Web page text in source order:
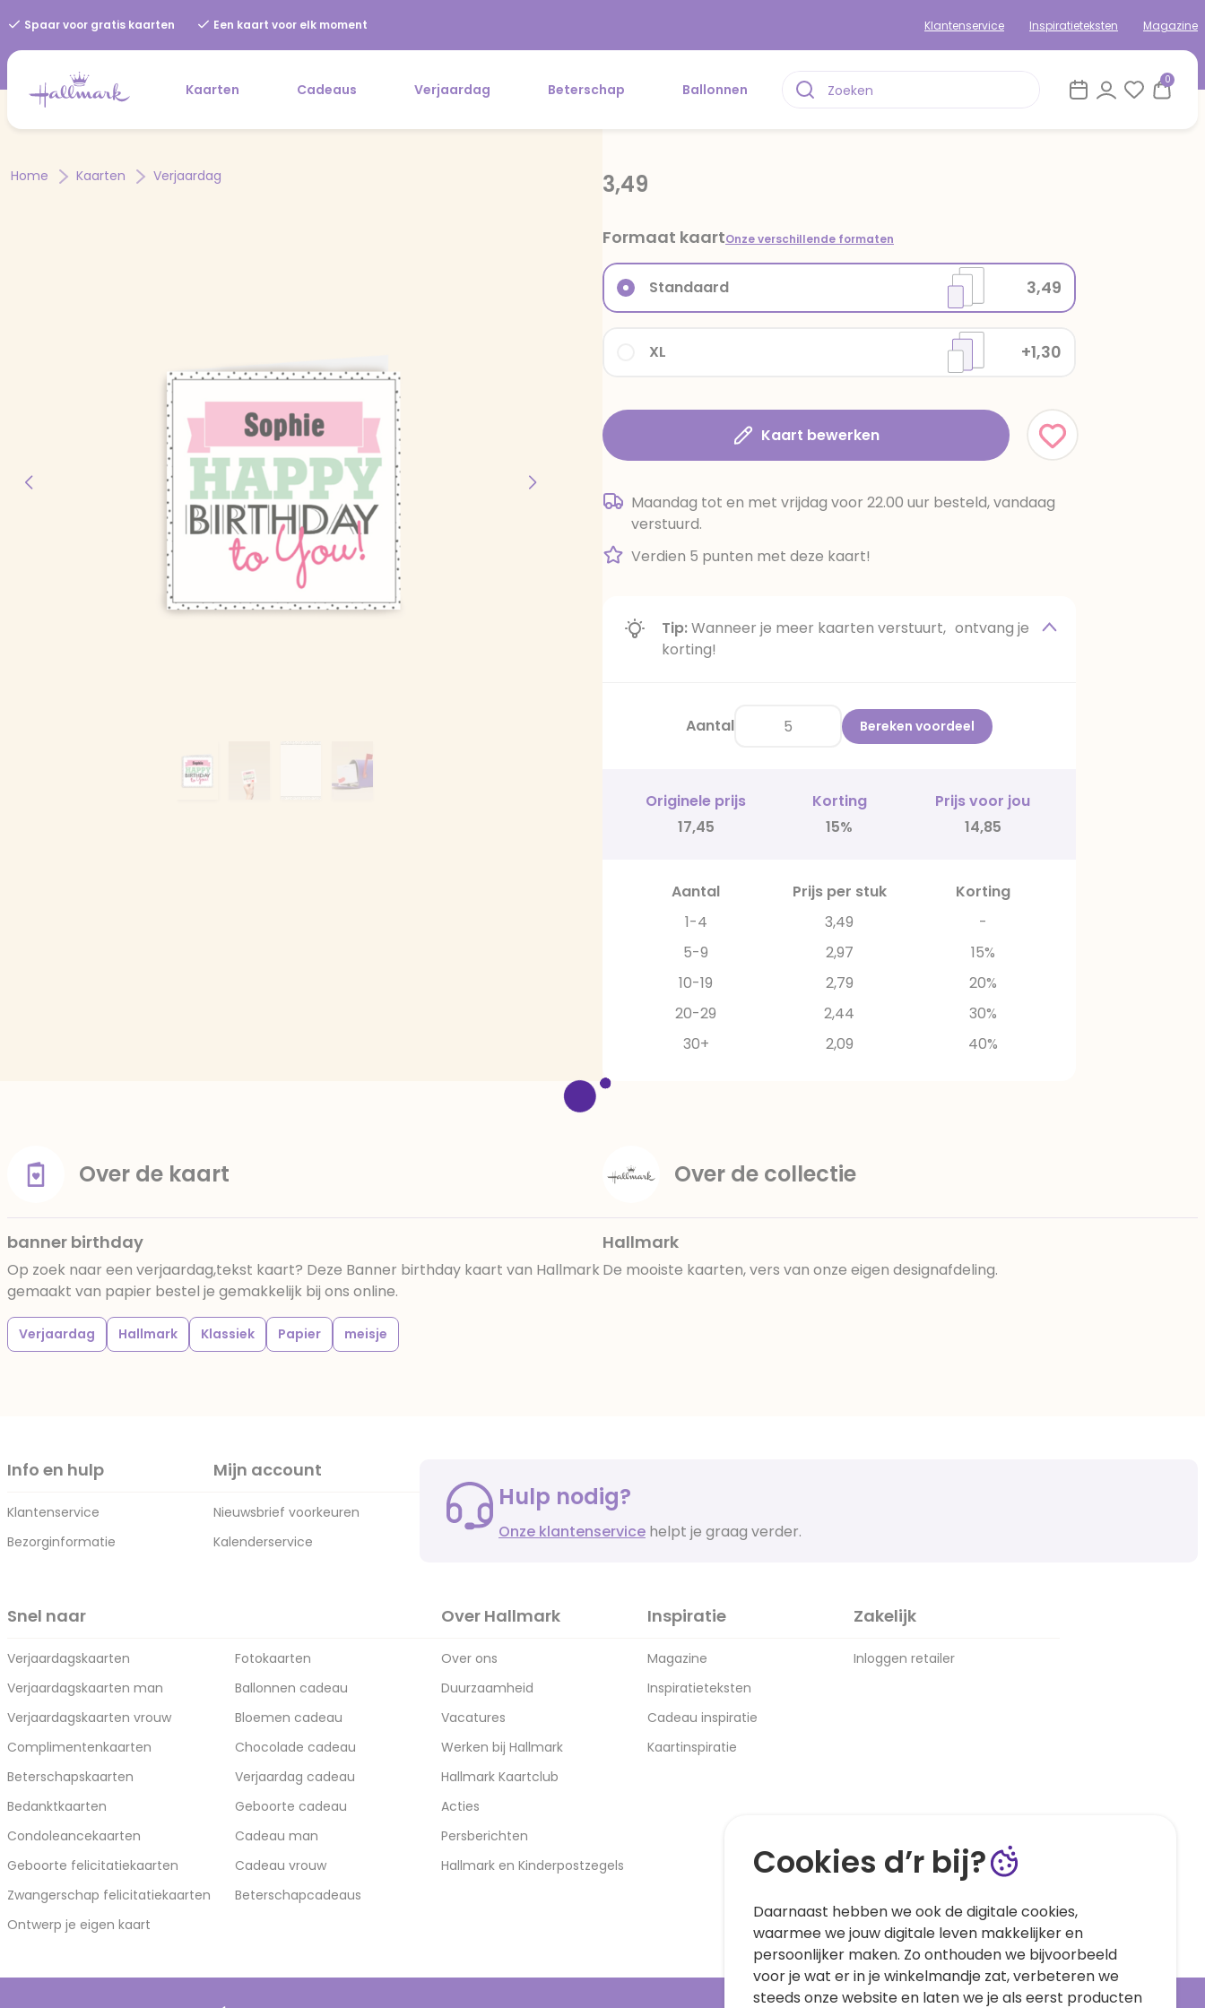
Spaar voor gratis kaarten Een kaart voor elk moment Klantenservice Inspiratieteksten Magazine
Kaarten Cadeaus Verjaardag Beterschap Ballonnen
0
Home Kaarten Verjaardag 3,49
Formaat kaartOnze verschillende formaten
XL +1,30
Standaard 3,49
Kaart bewerken
Maandag tot en met vrijdag voor 22.00 uur besteld, vandaag
verstuurd.
Verdien 5 punten met deze kaart!
Tip:Wanneer je meer kaarten verstuurt, ontvang je
korting!
Aantal Bereken voordeel
Originele prijs Korting
Prijs voor jou
17,45
15% 14,85
Aantal Prijs per stuk
Korting
1-4
3,49
-
5-9
2,97
15%
10-19
2,79
20%
20-29
2,44
30%
30+
2,09 40%
Over de kaart
banner birthday
Op zoek naar een verjaardag,tekst kaart? Deze Banner birthday kaart van Hallmark
gemaakt van papier bestel je gemakkelijk bij ons online.
Verjaardag Hallmark Klassiek Papier meisje
Over de collectie
Hallmark
De mooiste kaarten, vers van onze eigen designafdeling.
Info en hulp
Klantenservice
Bezorginformatie
Mijn account
Nieuwsbrief voorkeuren
Kalenderservice
Hulp nodig?
Onze klantenservice helpt je graag verder.
Snel naar
Verjaardagskaarten
Verjaardagskaarten man
Verjaardagskaarten vrouw
Complimentenkaarten
Beterschapskaarten
Bedanktkaarten
Condoleancekaarten
Geboorte felicitatiekaarten
Zwangerschap felicitatiekaarten
Ontwerp je eigen kaart
Fotokaarten
Ballonnen cadeau
Bloemen cadeau
Chocolade cadeau
Verjaardag cadeau
Geboorte cadeau
Cadeau man
Cadeau vrouw
Beterschapcadeaus
Over Hallmark
Over ons
Duurzaamheid
Vacatures
Werken bij Hallmark
Hallmark Kaartclub
Acties
Persberichten
Hallmark en Kinderpostzegels
Inspiratie
Magazine
Inspiratieteksten
Cadeau inspiratie
Kaartinspiratie
Zakelijk
Inloggen retailer
Cookies d’r bij?
Daarnaast hebben we ook de digitale cookies,
waarmee we jouw digitale leven makkelijker en
persoonlijker maken. Zo onthouden we bijvoorbeeld
voor je wat er in je winkelmandje zat, verbeteren we
steeds onze website en laten we je als eerst producten